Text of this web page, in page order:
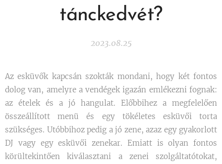
tánckedvét?
2023.08.25
Az esküvők kapcsán szokták mondani, hogy két fontos
dolog van, amelyre a vendégek igazán emlékezni fognak:
az ételek és a jó hangulat. Előbbihez a megfelelően
összeállított menü és egy tökéletes esküvői torta
szükséges. Utóbbihoz pedig a jó zene, azaz egy gyakorlott
DJ vagy egy esküvői zenekar. Emiatt is olyan fontos
körültekintően kiválasztani a zenei szolgáltatótokat,